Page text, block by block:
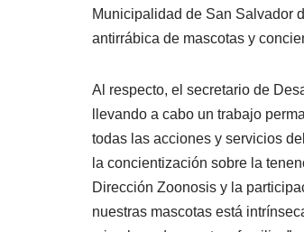
Municipalidad de San Salvador
antirrábica de mascotas y
Al respecto, el secretario de
llevando a cabo un trabajo
todas las acciones y servicios
la concientización sobre la
Dirección Zoonosis y la
nuestras mascotas está